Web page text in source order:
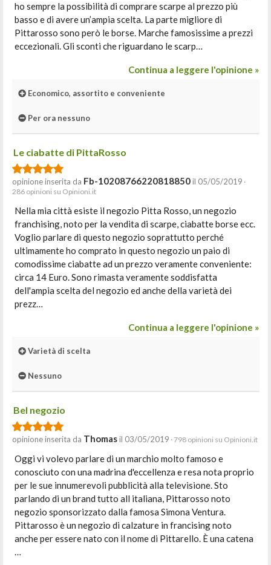
ho sempre la possibilità di comprare scarpe al prezzo più
basso e di avere un’ampia scelta. La parte migliore di
Pittarosso sono però le borse. Marche famosissime a prezzi
eccezionali. Gli sconti che riguardano le scarp…
Continua a leggere l'opinione »
Economico, assortito e conveniente
Per ora nessuno
Le ciabatte di PittaRosso
opinione inserita da Fb-10208766220818850il 05/05/2019 ·
286 opinioni su Opinioni.it
Nella mia città esiste il negozio Pitta Rosso, un negozio
franchising, noto per la vendita di scarpe, ciabatte borse ecc.
Voglio parlare di questo negozio soprattutto perché
ultimamente ho comprato in questo negozio un paio di
comodissime ciabatte ad un prezzo veramente conveniente:
circa 14 Euro. Sono rimasta veramente soddisfatta
dell'ampia scelta del negozio ed anche della varietà dei
prezz…
Continua a leggere l'opinione »
Varietà di scelta
Nessuno
Bel negozio
opinione inserita da Thomasil 03/05/2019 · 798 opinioni su Opinioni.it
Oggi vi volevo parlare di un marchio molto famoso e
conosciuto con una madrina d'eccellenza e resa nota proprio
per le sue innumerevoli pubblicità alla televisione. Sto
parlando di un brand tutto all italiana, Pittarosso noto
negozio sponsorizzato dalla famosa Simona Ventura.
Pittarosso è un negozio di calzature in francising noto
anche per essere nato con il nome di Pittarello. È una catena
…